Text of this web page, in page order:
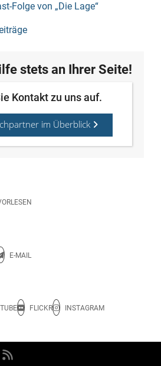
Folge von „Die Lage“
stets an Ihrer Seite!
Kontakt zu uns auf.
im Überblick
Diese Seite vorlesen.
E-MAIL
FLICKR
INSTAGRAM